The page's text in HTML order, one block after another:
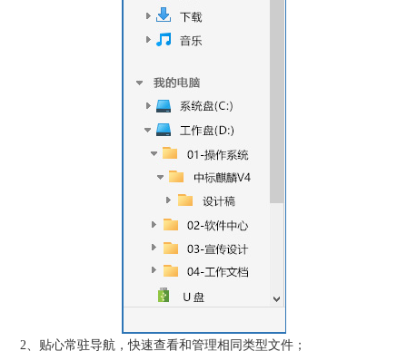
2、贴心常驻导航，快速查看和管理相同类型文件；